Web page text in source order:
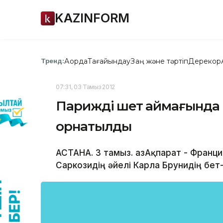
KAZINFORM
Тренд:АқордаТағайындауЗаң және тәртіпДерекқор
07:31, 03 Тамыз 2012
Париждің шет аймағында
орнатылды
АСТАНА. 3 тамыз. ҚазАқпарат -
Саркозидің әйелі Карла Брунидің